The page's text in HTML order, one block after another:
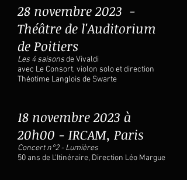
28 novembre 2023 -
Théâtre de l'Auditorium
de Poitiers
Les 4 saisonsde Vivaldi
avec Le Consort, violon solo et direction
Théotime Langlois de Swarte
18 novembre 2023 à
20h00 - IRCAM, Paris
Concert n°2 - Lumières
50 ans de L'Itinéraire, Direction Léo Margue